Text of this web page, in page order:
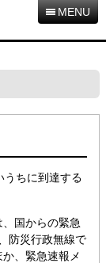
MENU
うちに到達する
国からの緊急
防災行政無線で
、緊急速報メ